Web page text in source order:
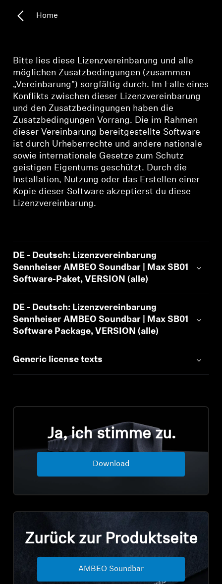
Kopfhörer-Ersatzteile & Zubehör
Hearing
Hearing
TV-Kopfhörer
Ressourcen zum Thema Hören
Original-Hörteile & Zubehör
Soundbars
AMBEO entdecken
AMBEO Ersatzteile & Zubehör
Entdecken
Home
Bitte lies diese Lizenzvereinbarung und alle
möglichen Zusatzbedingungen (zusammen
„Vereinbarung") sorgfältig durch. Im Falle eines
Konflikts zwischen dieser Lizenzvereinbarung
und den Zusatzbedingungen haben die
Zusatzbedingungen Vorrang. Die im Rahmen
dieser Vereinbarung bereitgestellte Software
ist durch Urheberrechte und andere nationale
sowie internationale Gesetze zum Schutz
geistigen Eigentums geschützt. Durch die
Installation, Nutzung oder das Erstellen einer
Kopie dieser Software akzeptierst du diese
Lizenzvereinbarung.
DE - Deutsch: Lizenzvereinbarung
Sennheiser AMBEO Soundbar | Max SB01
Software-Paket, VERSION (alle)
DE - Deutsch: Lizenzvereinbarung
Sennheiser AMBEO Soundbar | Max SB01
Software Package, VERSION (alle)
Generic license texts
Ja, ich stimme zu.
Download
Zurück zur Produktseite
AMBEO Soundbar
Anmeldung erforderlich
Melden Sie sich bei Ihrem Konto an, um